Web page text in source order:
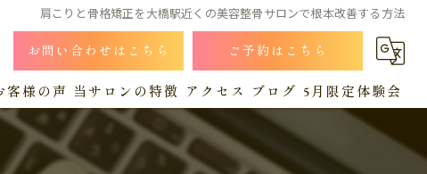
肩こりと骨格矯正を大橋駅近くの美容整骨サロンで根本改善する方法
お問い合わせはこちら ご予約はこちら
客様の声 当サロンの特徴 アクセス
漫画特集
ブログ 5月限定体験会